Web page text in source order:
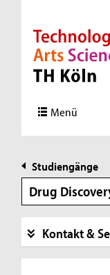
Direkt zur
Direkt zur
Direkt zum Inhalt
Direkt zum
Menü
Studiengänge
Drug
Kontakt &